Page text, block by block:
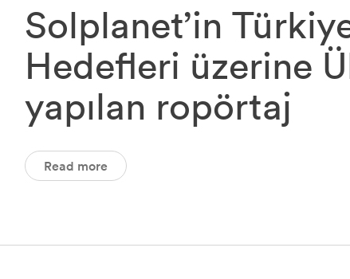
Solplanet’in
Hedefleri üzerine
yapılan ropörtaj
Read more